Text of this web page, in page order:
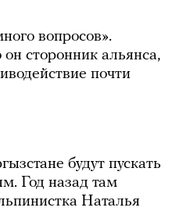
вопросов».
сторонник альянса,
почти
будут пускать
Год назад там
Наталья